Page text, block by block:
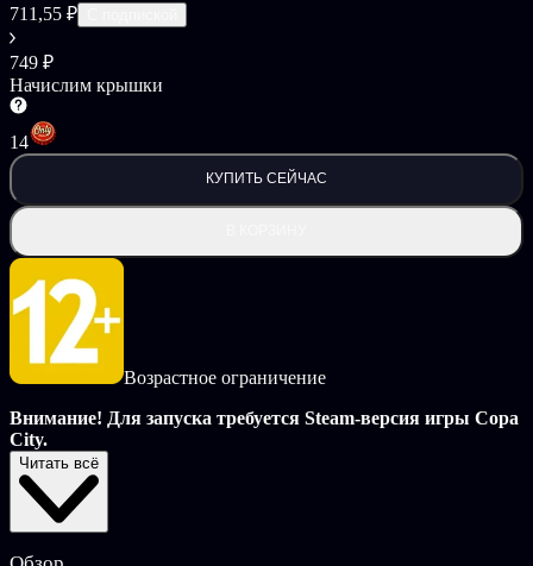
711,55 ₽
749 ₽
Начислим крышки
14
КУПИТЬ СЕЙЧАС
Возрастное ограничение
Внимание! Для запуска требуется Steam-версия игры Copa
City.
Обновитесь до Ultimate Football Tycoon Experience
Расширьте свои возможности в первом в мире футбольном
Читать всё